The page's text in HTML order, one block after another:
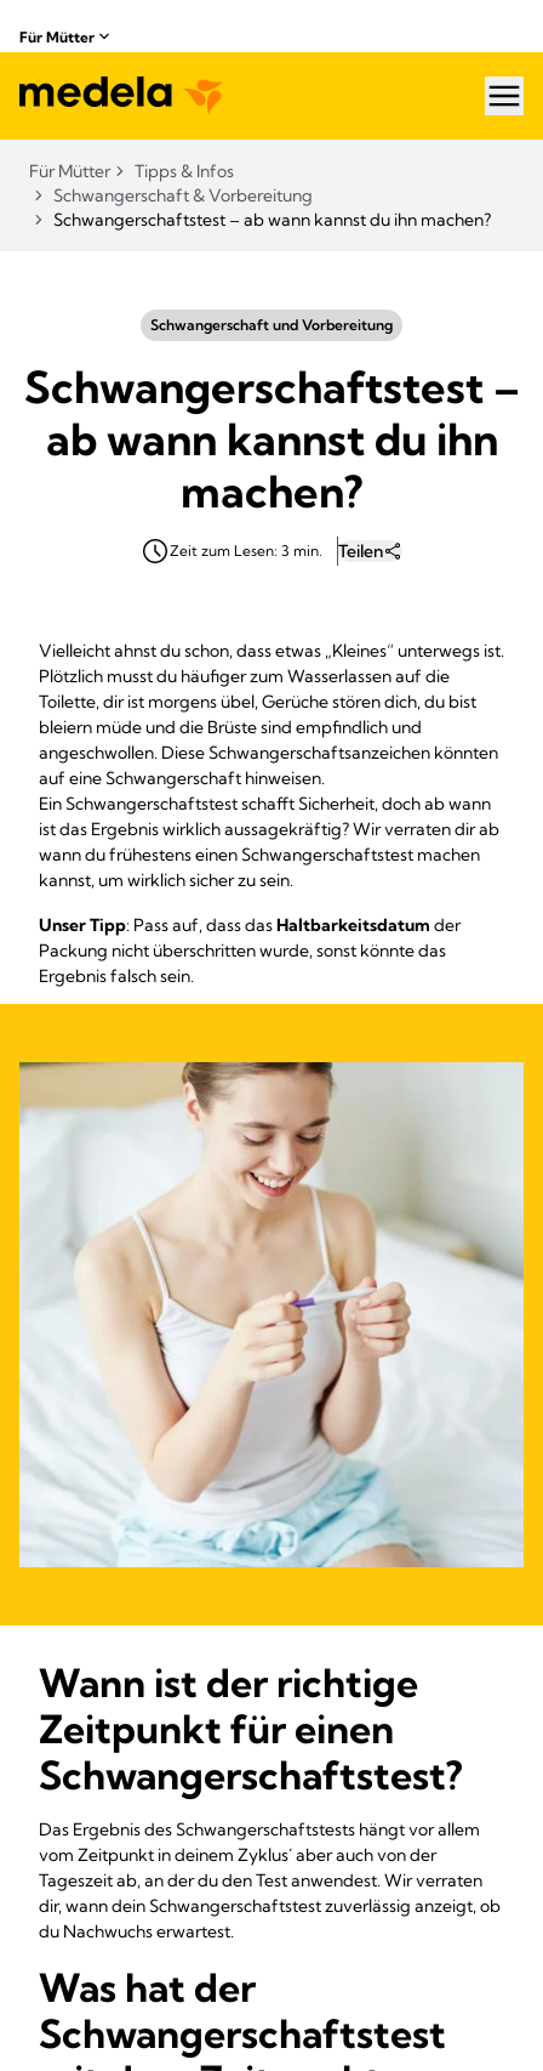
Für Mütter
Für Mütter
Tipps & Infos
Schwangerschaft & Vorbereitung
Schwangerschaftstest – ab wann kannst du ihn machen?
Schwangerschaft und Vorbereitung
Schwangerschaftstest –
ab wann kannst du ihn
machen?
Zeit zum Lesen: 3 min. Teilen
Vielleicht ahnst du schon, dass etwas „Kleines“ unterwegs ist.
Plötzlich musst du häufiger zum Wasserlassen auf die
Toilette, dir ist morgens übel, Gerüche stören dich, du bist
bleiern müde und die Brüste sind empfindlich und
angeschwollen. Diese Schwangerschaftsanzeichen könnten
auf eine Schwangerschaft hinweisen.
Ein Schwangerschaftstest schafft Sicherheit, doch ab wann
ist das Ergebnis wirklich aussagekräftig? Wir verraten dir ab
wann du frühestens einen Schwangerschaftstest machen
kannst, um wirklich sicher zu sein.
Unser Tipp: Pass auf, dass dasHaltbarkeitsdatum der
Packung nicht überschritten wurde, sonst könnte das
Ergebnis falsch sein.
Wann ist der richtige
Zeitpunkt für einen
Schwangerschaftstest?
Das Ergebnis des Schwangerschaftstests hängt vor allem
vom Zeitpunkt in deinem Zyklus´ aber auch von der
Tageszeit ab, an der du den Test anwendest. Wir verraten
dir, wann dein Schwangerschaftstest zuverlässig anzeigt, ob
du Nachwuchs erwartest.
Was hat der
Schwangerschaftstest